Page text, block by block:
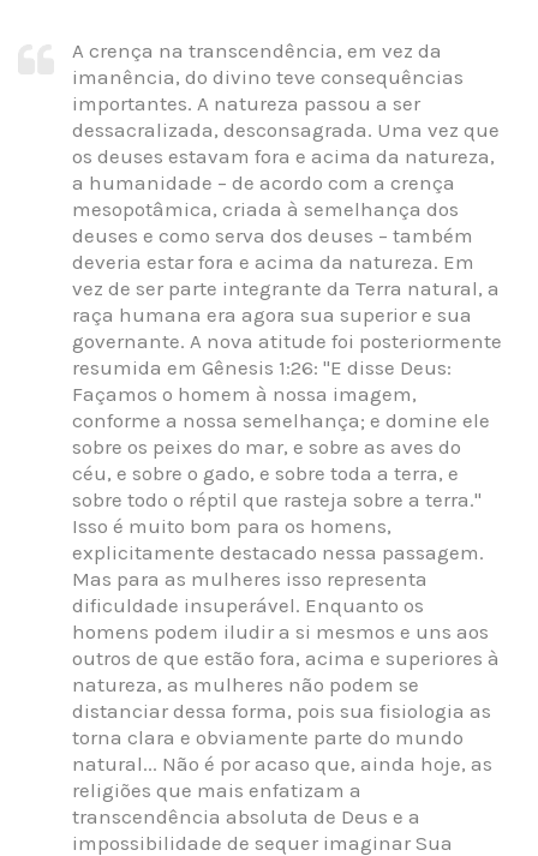
A crença na transcendência, em vez da
imanência, do divino teve consequências
importantes. A natureza passou a ser
dessacralizada, desconsagrada. Uma vez que
os deuses estavam fora e acima da natureza,
a humanidade – de acordo com a crença
mesopotâmica, criada à semelhança dos
deuses e como serva dos deuses – também
deveria estar fora e acima da natureza. Em
vez de ser parte integrante da Terra natural, a
raça humana era agora sua superior e sua
governante. A nova atitude foi posteriormente
resumida em Gênesis 1:26: "E disse Deus:
Façamos o homem à nossa imagem,
conforme a nossa semelhança; e domine ele
sobre os peixes do mar, e sobre as aves do
céu, e sobre o gado, e sobre toda a terra, e
sobre todo o réptil que rasteja sobre a terra."
Isso é muito bom para os homens,
explicitamente destacado nessa passagem.
Mas para as mulheres isso representa
dificuldade insuperável. Enquanto os
homens podem iludir a si mesmos e uns aos
outros de que estão fora, acima e superiores à
natureza, as mulheres não podem se
distanciar dessa forma, pois sua fisiologia as
torna clara e obviamente parte do mundo
natural... Não é por acaso que, ainda hoje, as
religiões que mais enfatizam a
transcendência absoluta de Deus e a
impossibilidade de sequer imaginar Sua